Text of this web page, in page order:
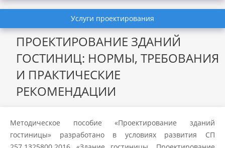
Услуги проектирования
ПРОЕКТИРОВАНИЕ ЗДАНИЙ
ГОСТИНИЦ: НОРМЫ, ТРЕБОВАНИЯ
И ПРАКТИЧЕСКИЕ
РЕКОМЕНДАЦИИ
Методическое пособие «Проектирование зданий
гостиницы» разработано в условиях развития СП